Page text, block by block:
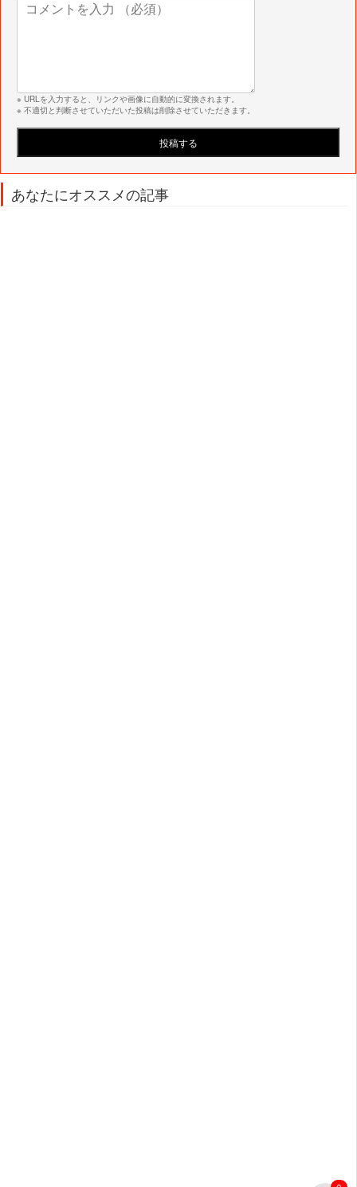
※ URLを入力すると、リンクや画像に自動的に変換されます。
※ 不適切と判断させていただいた投稿は削除させていただきます。
あなたにオススメの記事